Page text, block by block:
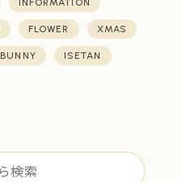
INFORMATION
FLOWER XMAS
BUNNY ISETAN